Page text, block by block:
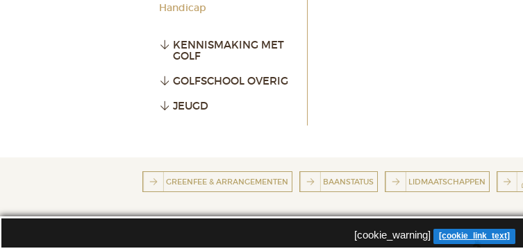
[cookie_warning] [cookie_link_text]
Handicap
KENNISMAKING MET
GOLF
GOLFSCHOOL OVERIG
JEUGD
GREENFEE & ARRANGEMENTEN BAANSTATUS LIDMAATSCHAPPEN